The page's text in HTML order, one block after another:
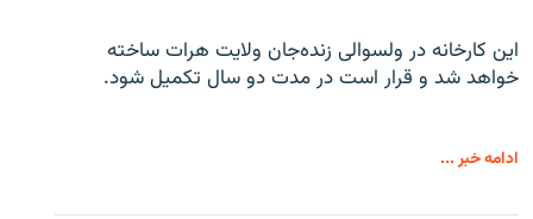
این کارخانه در ولسوالی زنده‌جان ولایت هرات ساخته
خواهد شد و قرار است در مدت دو سال تکمیل شود.
ادامه خبر ...